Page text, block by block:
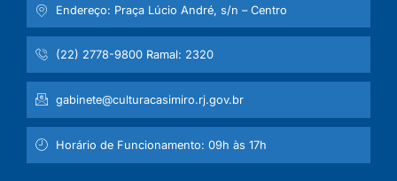
Endereço: Praça Lúcio André, s/n – Centro
(22) 2778-9800 Ramal: 2320
gabinete@culturacasimiro.rj.gov.br
Horário de Funcionamento: 09h às 17h